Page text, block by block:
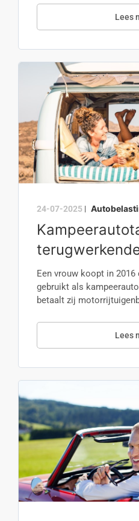
Lees
24-07-2025 |
Een vrouw koopt in
gebruikt als
betaalt zij
Lees